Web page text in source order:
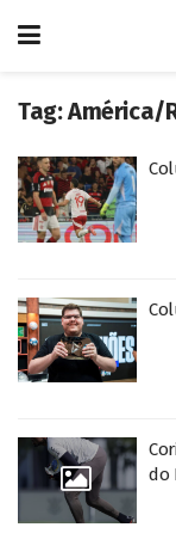
Tag:América/
do